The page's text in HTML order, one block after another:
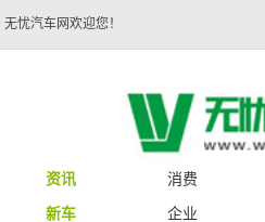
无忧汽车网欢迎您！
资讯 消费
新车
企业